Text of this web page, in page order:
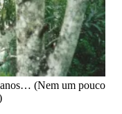
(Nem um pouco